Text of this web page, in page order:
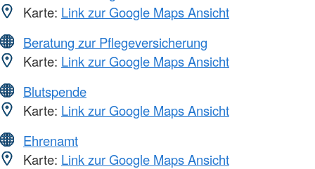
Karte: Link zur Google Maps Ansicht
Beratung zur Pflegeversicherung
Karte: Link zur Google Maps Ansicht
Blutspende
Karte: Link zur Google Maps Ansicht
Ehrenamt
Karte: Link zur Google Maps Ansicht